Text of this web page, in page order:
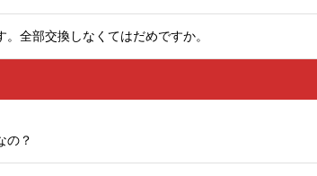
全部交換しなくてはだめですか。
の？